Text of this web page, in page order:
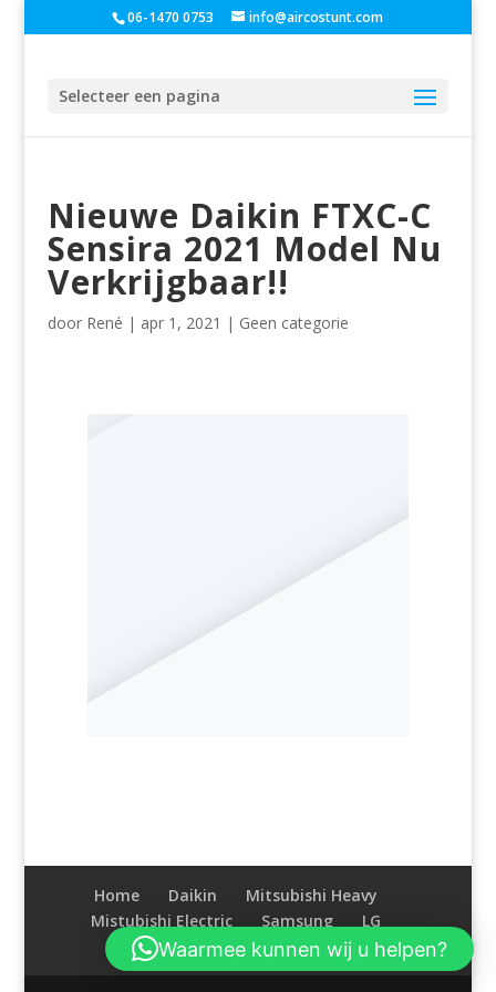
06-1470 0753 info@aircostunt.com
Selecteer een pagina
Nieuwe Daikin FTXC-C
Sensira 2021 Model Nu
Verkrijgbaar!!
door René | apr 1, 2021 | Geen categorie
Home Daikin
Mitsubishi Heavy
Mistubishi Electric
Samsung
LG
Accessoires
Contact
Waarmee kunnen wij u helpen?